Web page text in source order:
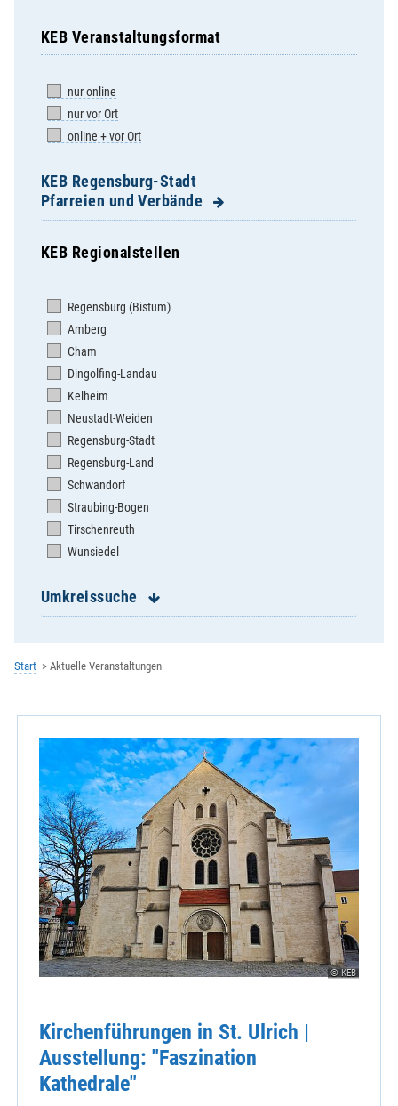
KEB Veranstaltungsformat
nur online
nur vor Ort
online + vor Ort
KEB Regensburg-Stadt
Pfarreien und Verbände
Herz Jesu
Herz Marien
Hl. Dreifaltigkeit Steinweg
Hl. Geist
Mariä Himmelfahrt Sallern
St. Albertus Magnus
St. Andreas
St. Anton
St. Bonifaz/St. Georg
St. Cäcilia
St. Coloman Harting
St. Emmeram
St. Georg Schwabelweis
St. Paul Königswiesen
St. Wolfgang
Zentrale Veranstaltung
Kath. Erziehergemeinschaft
Kath. Hochschulgemeinde
KEB Regionalstellen
Regensburg (Bistum)
Amberg
Cham
Dingolfing-Landau
Kelheim
Neustadt-Weiden
Regensburg-Stadt
Regensburg-Land
Schwandorf
Straubing-Bogen
Tirschenreuth
Wunsiedel
Umkreissuche
Start Aktuelle Veranstaltungen
© KEB
Kirchenführungen in St. Ulrich |
Ausstellung: "Faszination
Kathedrale"